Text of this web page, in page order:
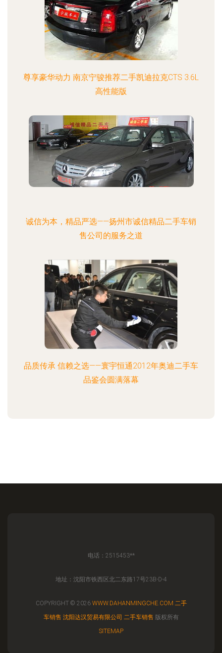
尊享豪华动力 南京宁骏推荐二手凯迪拉克CTS 3.6L
高性能版
诚信为本，精品严选——扬州市诚信精品二手车销
售公司的服务之道
品质传承 信赖之选——寰宇恒通2012年奥迪二手车
品鉴会圆满落幕
电话：2515453**
地址：沈阳市铁西区北二东路17号23B-D-4
COPYRIGHT © 2026 WWW.DAHANMINGCHE.COM 二手
车销售 沈阳达汉贸易有限公司 二手车销售 版权所有
SITEMAP